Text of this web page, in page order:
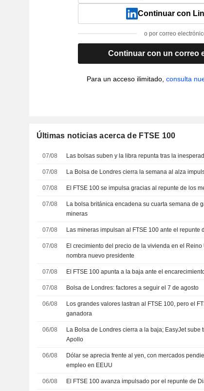
Continuar con
o por correo
Continuar con un correo
Para un acceso ilimitado, consulta
Últimas noticias acerca de FTSE 100
07/08 Las bolsas suben y la libra repunta tras la
07/08 La Bolsa de Londres cierra la semana al alza
07/08 El FTSE 100 se impulsa gracias al repunte de los
07/08
La bolsa británica encadena su cuarta semana de
mineras
07/08 Las mineras impulsan al FTSE 100 ante el repunte
07/08
El crecimiento del precio de la vivienda en el Reino
nombra nuevo presidente
07/08 El FTSE 100 apunta a la baja ante el
07/08 Bolsa de Londres: factores a seguir el 7 de agosto
06/08
Los grandes valores lastran al FTSE 100, pero el
ganadora
06/08
La Bolsa de Londres cierra a la baja; EasyJet sube
Apollo
06/08
Dólar se aprecia frente al yen, con mercados
empleo en EEUU
06/08 El FTSE 100 avanza impulsado por el repunte de